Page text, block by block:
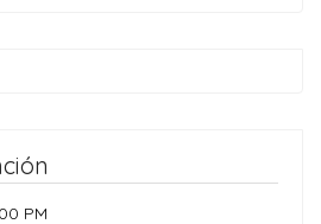
PM